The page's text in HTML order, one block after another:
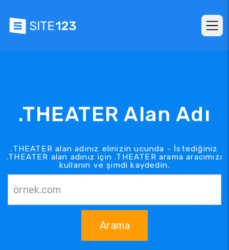
.THEATER Alan Adı
.THEATER alan adınız elinizin ucunda - İstediğiniz
.THEATER alan adınız için .THEATER arama aracımızı
kullanın ve şimdi kaydedin.
Arama